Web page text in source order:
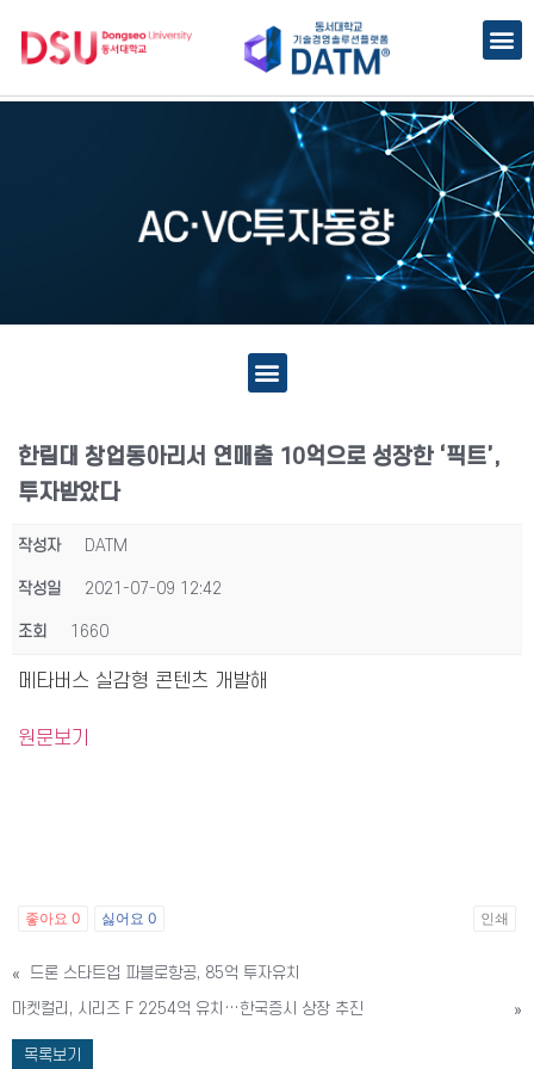
한림대 창업동아리서 연매출 10억으로 성장한 ‘픽트’,
투자받았다
작성자 DATM
작성일 2021-07-09 12:42
조회 1660
메타버스 실감형 콘텐츠 개발해
원문보기
좋아요 0 싫어요 0 인쇄
«
드론 스타트업 파블로항공, 85억 투자유치
마켓컬리, 시리즈 F 2254억 유치…한국증시 상장 추진
»
목록보기